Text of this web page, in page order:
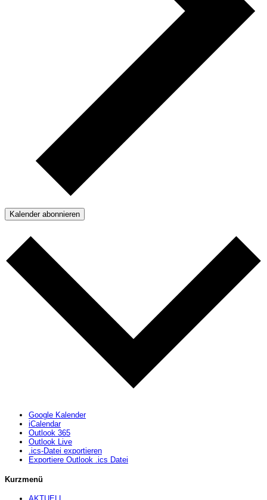
Kalender abonnieren
Google Kalender
iCalendar
Outlook 365
Outlook Live
.ics-Datei exportieren
Exportiere Outlook .ics Datei
Kurzmenü